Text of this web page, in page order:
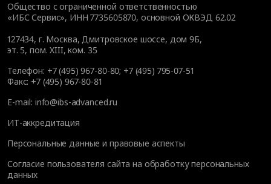
Общество с ограниченной ответственностью
«ИБС Сервис», ИНН 7735605870, основной ОКВЭД 62.02
127434, г. Москва, Дмитровское шоссе, дом 9Б,
эт. 5, пом. XIII, ком. 35
Телефон: +7 (495) 967-80-80; +7 (495) 795-07-51
Факс: +7 (495) 967-80-81
E-mail: info@ibs-advanced.ru
ИТ-аккредитация
Персональные данные и правовые аспекты
Согласие пользователя сайта на обработку персональных
данных